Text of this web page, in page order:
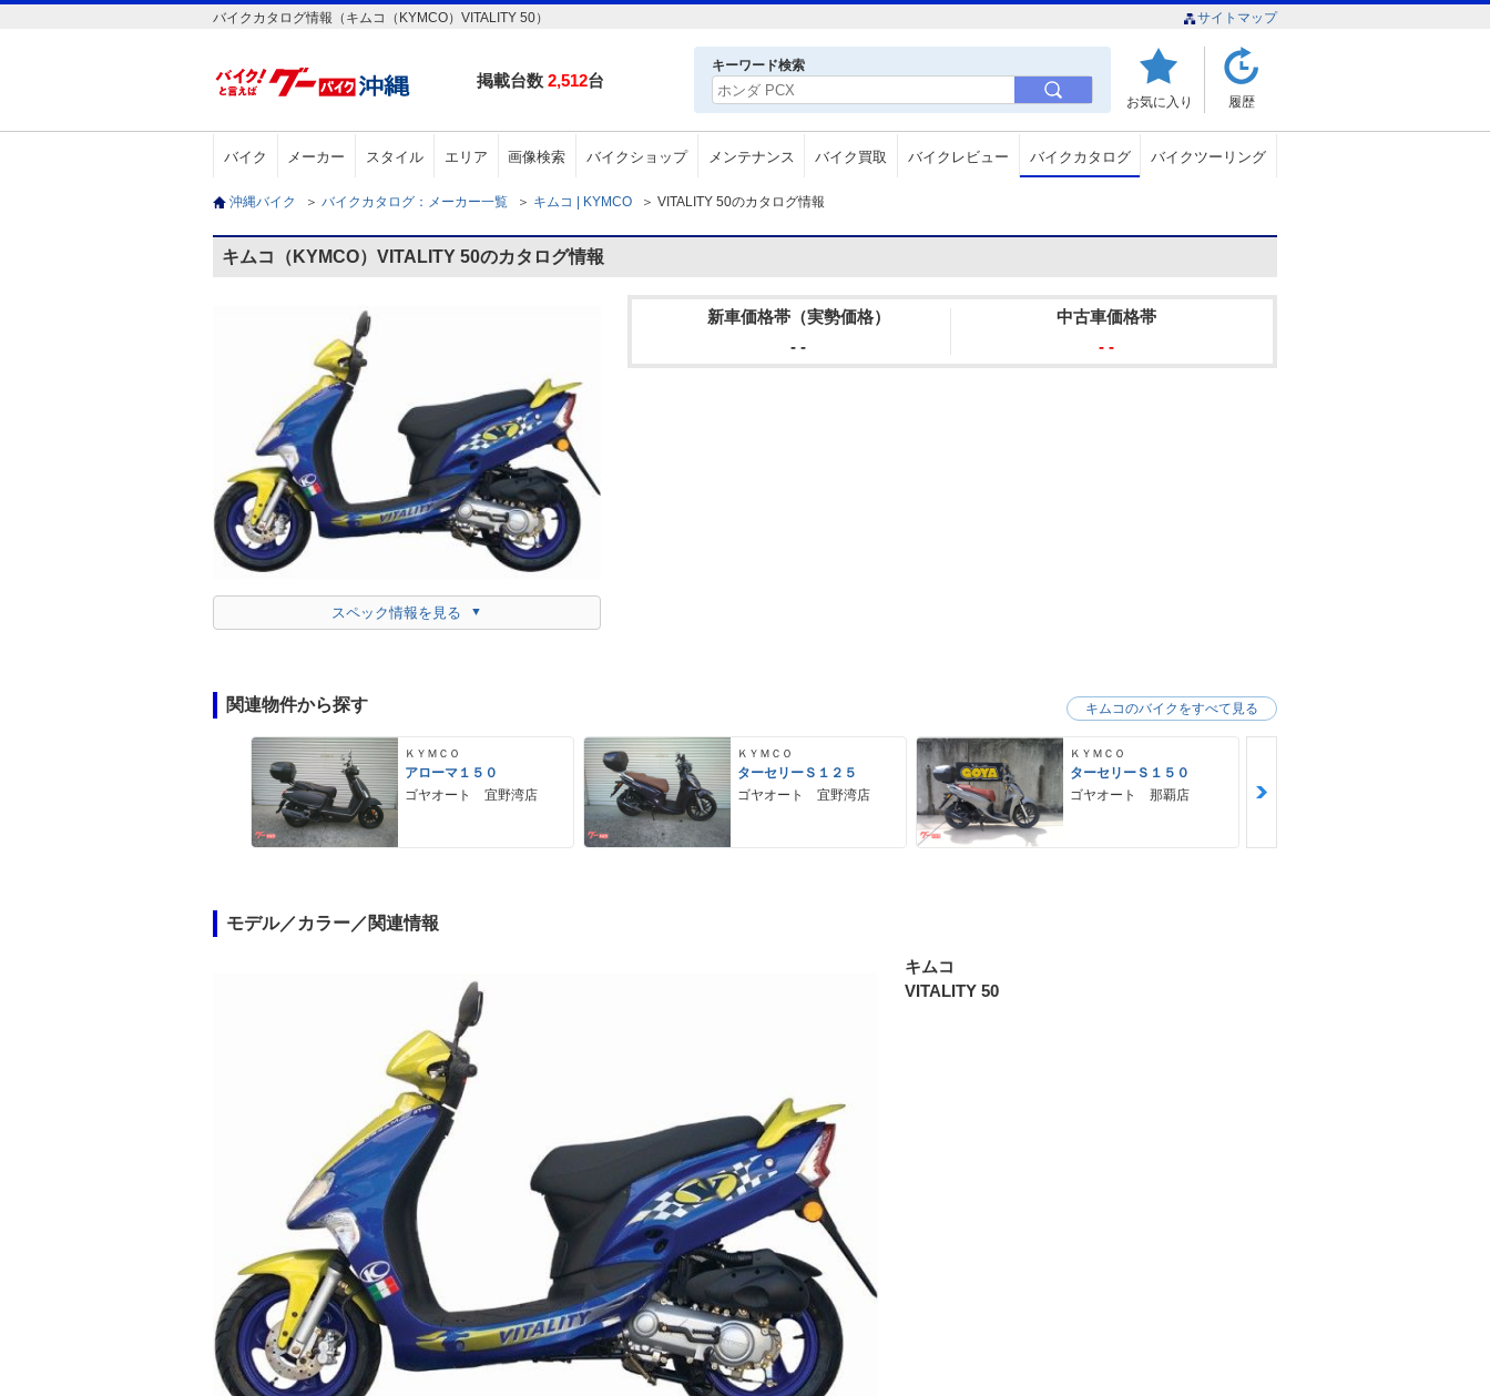
バイクカタログ情報（キムコ（KYMCO）VITALITY 50） サイトマップ
掲載台数 2,512台
キーワード検索
お気に入り 履歴
バイク メーカー スタイル エリア 画像検索 バイクショップ メンテナンス バイク買取 バイクレビュー バイクカタログ バイクツーリング
沖縄バイク ＞ バイクカタログ：メーカー一覧 ＞ キムコ | KYMCO ＞ VITALITY 50のカタログ情報
キムコ（KYMCO）VITALITY 50のカタログ情報
スペック情報を見る
新車価格帯（実勢価格）
- -
中古車価格帯
- -
関連物件から探す
ＫＹＭＣＯ
アローマ１５０
ゴヤオート 宜野湾店
ＫＹＭＣＯ
ターセリーＳ１２５
ゴヤオート 宜野湾店
ＫＹＭＣＯ
ターセリーＳ１５０
ゴヤオート 那覇店
キムコのバイクをすべて見る
モデル／カラー／関連情報
キムコ
VITALITY 50